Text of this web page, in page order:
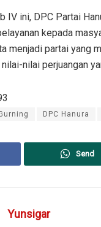
IV ini, DPC Partai
kepada
menjadi partai yang
nilai perjuangan
DPC Hanura
Send
Yunsigar